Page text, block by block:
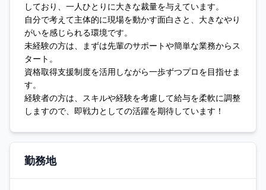
しており、一人ひとりに大きな裁量を与えています。
自分で考えて主体的に現場を動かす面白さと、大きなやり
がいを感じられる環境です。
未経験の方は、まずは先輩のサポートや簡単な業務からス
タート。
資格取得支援制度を活用しながら一歩ずつプロを目指せま
す。
経験者の方は、スキルや経験を考慮して給与を柔軟に調整
しますので、即戦力としての活躍を期待しています！
勤務地